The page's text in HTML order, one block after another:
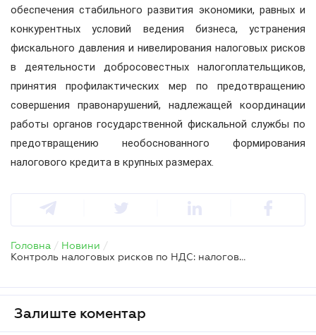
обеспечения стабильного развития экономики, равных и
конкурентных условий ведения бизнеса, устранения
фискального давления и нивелирования налоговых рисков
в деятельности добросовестных налогоплательщиков,
принятия профилактических мер по предотвращению
совершения правонарушений, надлежащей координации
работы органов государственной фискальной службы по
предотвращению необоснованного формирования
налогового кредита в крупных размерах.
Головна / Новини /
Контроль налоговых рисков по НДС: налоговики утвердили порядок
Залиште коментар